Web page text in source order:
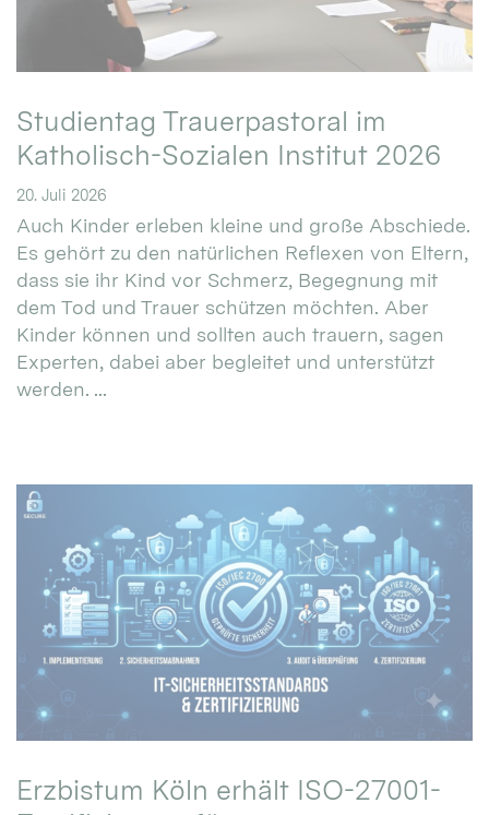
Studientag Trauerpastoral im
Katholisch-Sozialen Institut 2026
20. Juli 2026
Auch Kinder erleben kleine und große Abschiede.
Es gehört zu den natürlichen Reflexen von Eltern,
dass sie ihr Kind vor Schmerz, Begegnung mit
dem Tod und Trauer schützen möchten. Aber
Kinder können und sollten auch trauern, sagen
Experten, dabei aber begleitet und unterstützt
werden. ...
Erzbistum Köln erhält ISO-27001-